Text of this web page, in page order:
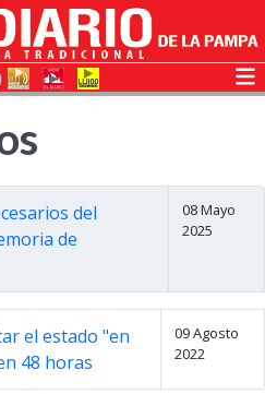
del
de
08 Mayo
2025
el estado "en
48 horas
09 Agosto
2022